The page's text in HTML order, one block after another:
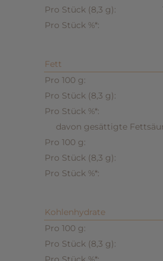
Fett
davon gesättigte
Kohlenhydrate